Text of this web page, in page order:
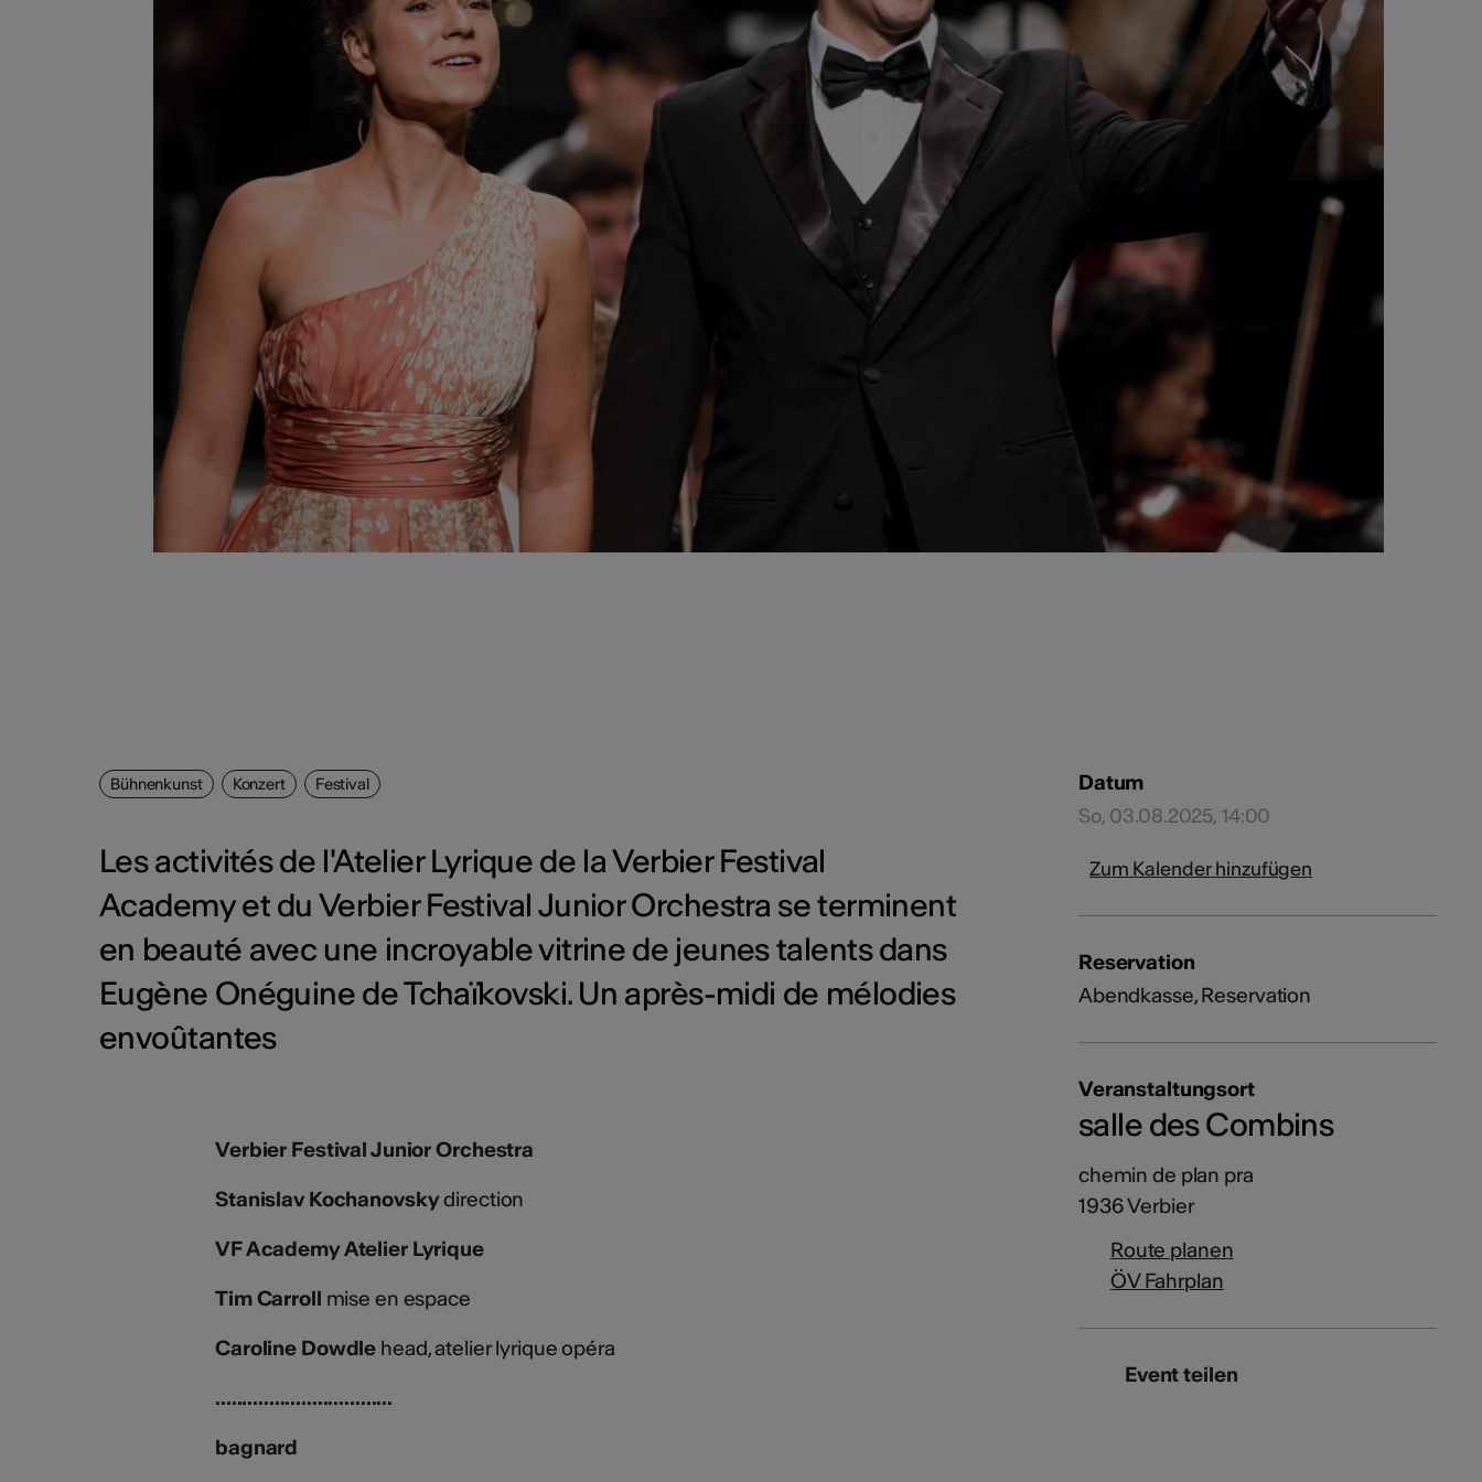
Bühnenkunst Konzert Festival
Les activités de l'Atelier Lyrique de la Verbier Festival
Academy et du Verbier Festival Junior Orchestra se terminent
en beauté avec une incroyable vitrine de jeunes talents dans
Eugène Onéguine de Tchaïkovski. Un après-midi de mélodies
envoûtantes
Verbier Festival Junior Orchestra
Stanislav Kochanovskydirection
VF Academy Atelier Lyrique
Tim Carroll mise en espace
Caroline Dowdle head, atelier lyrique opéra
.................................
bagnard
Datum
So, 03.08.2025, 14:00
Zum Kalender hinzufügen
Reservation
Abendkasse, Reservation
Veranstaltungsort
salle des Combins
chemin de plan pra
1936 Verbier
Route planen
ÖV Fahrplan
Event teilen